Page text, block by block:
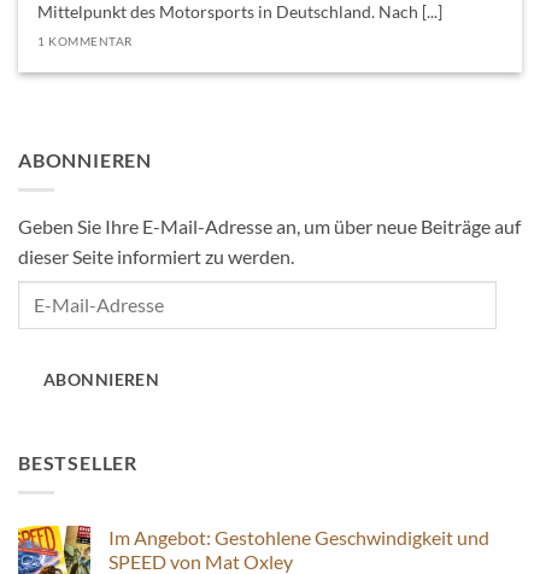
Mittelpunkt des Motorsports in Deutschland. Nach [...]
1 KOMMENTAR
ABONNIEREN
Geben Sie Ihre E-Mail-Adresse an, um über neue Beiträge auf
dieser Seite informiert zu werden.
ABONNIEREN
BESTSELLER
Im Angebot: Gestohlene Geschwindigkeit und
SPEED von Mat Oxley